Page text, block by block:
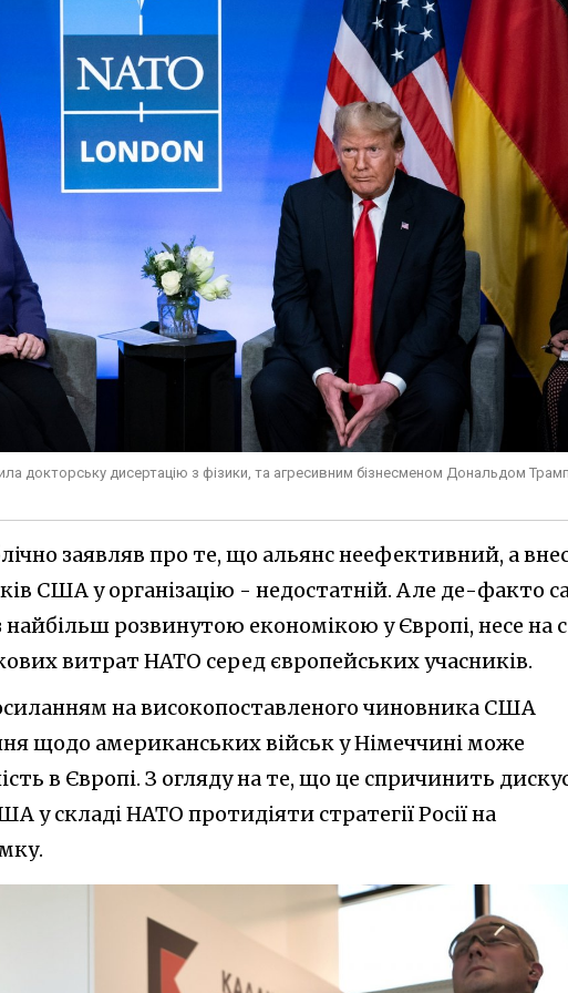
докторську дисертацію з фізики, та агресивним бізнесменом Дональдом
заявляв про те, що альянс неефективний, а
США у організацію - недостатній. Але де-факто
найбільш розвинутою економікою у Європі, несе на
витрат НАТО серед європейських учасників.
на високопоставленого чиновника США
щодо американських військ у Німеччині може
в Європі. З огляду на те, що це спричинить
у складі НАТО протидіяти стратегії Росії на